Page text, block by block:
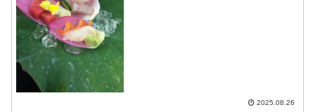
2025.08.26